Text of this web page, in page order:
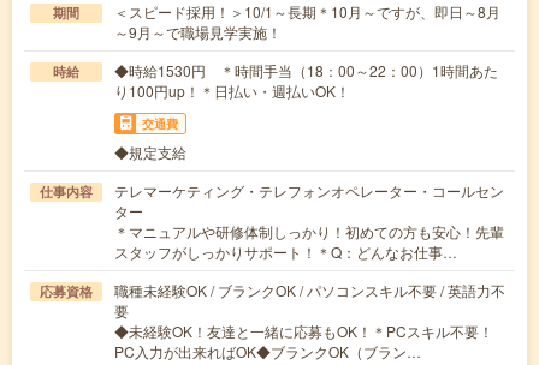
期間
＜スピード採用！＞10/1～長期＊10月～ですが、即日～8月
～9月～で職場見学実施！
時給
◆時給1530円 ＊時間手当（18：00～22：00）1時間あた
り100円up！＊日払い・週払いOK！
交通費
◆規定支給
仕事内容
テレマーケティング・テレフォンオペレーター・コールセン
ター
＊マニュアルや研修体制しっかり！初めての方も安心！先輩
スタッフがしっかりサポート！＊Q：どんなお仕事…
応募資格
職種未経験OK / ブランクOK / パソコンスキル不要 / 英語力不
要
◆未経験OK！友達と一緒に応募もOK！＊PCスキル不要！
PC入力が出来ればOK◆ブランクOK（ブラン…